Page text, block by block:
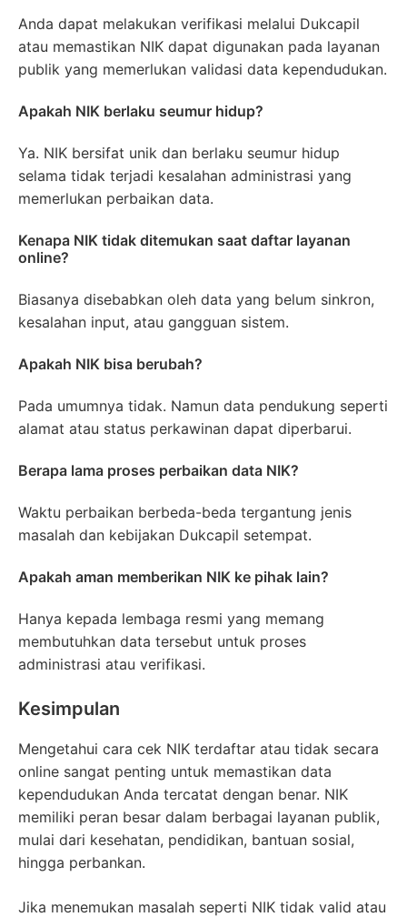
Anda dapat melakukan verifikasi melalui Dukcapil
atau memastikan NIK dapat digunakan pada layanan
publik yang memerlukan validasi data kependudukan.
Apakah NIK berlaku seumur hidup?
Ya. NIK bersifat unik dan berlaku seumur hidup
selama tidak terjadi kesalahan administrasi yang
memerlukan perbaikan data.
Kenapa NIK tidak ditemukan saat daftar layanan
online?
Biasanya disebabkan oleh data yang belum sinkron,
kesalahan input, atau gangguan sistem.
Apakah NIK bisa berubah?
Pada umumnya tidak. Namun data pendukung seperti
alamat atau status perkawinan dapat diperbarui.
Berapa lama proses perbaikan data NIK?
Waktu perbaikan berbeda-beda tergantung jenis
masalah dan kebijakan Dukcapil setempat.
Apakah aman memberikan NIK ke pihak lain?
Hanya kepada lembaga resmi yang memang
membutuhkan data tersebut untuk proses
administrasi atau verifikasi.
Kesimpulan
Mengetahui cara cek NIK terdaftar atau tidak secara
online sangat penting untuk memastikan data
kependudukan Anda tercatat dengan benar. NIK
memiliki peran besar dalam berbagai layanan publik,
mulai dari kesehatan, pendidikan, bantuan sosial,
hingga perbankan.
Jika menemukan masalah seperti NIK tidak valid atau